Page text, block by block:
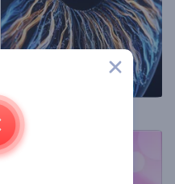
Gerçekçi Göz İntro